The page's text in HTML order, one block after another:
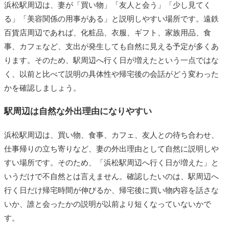
浜松駅周辺は、妻が「買い物」「友人と会う」「少し見てく
る」「美容関係の用事がある」と説明しやすい場所です。遠鉄
百貨店周辺であれば、化粧品、衣服、ギフト、家族用品、食
事、カフェなど、支出が発生しても自然に見える予定が多くあ
ります。そのため、駅周辺へ行く日が増えたという一点ではな
く、以前と比べて説明の具体性や帰宅後の会話がどう変わった
かを確認しましょう。
駅周辺は自然な外出理由になりやすい
浜松駅周辺は、買い物、食事、カフェ、友人との待ち合わせ、
仕事帰りの立ち寄りなど、妻の外出理由として自然に説明しや
すい場所です。そのため、「浜松駅周辺へ行く日が増えた」と
いうだけで不自然とは言えません。確認したいのは、駅周辺へ
行く日だけ帰宅時間が伸びるか、帰宅後に買い物内容を話さな
いか、誰と会ったかの説明が以前より短くなっていないかで
す。